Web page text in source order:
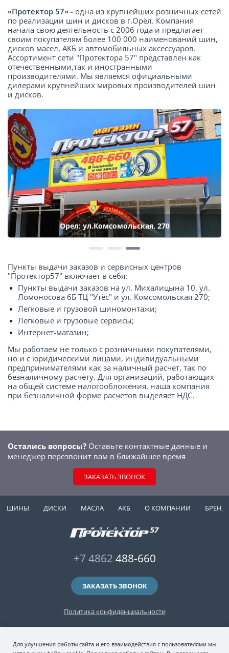
Орел: ул.Комсомольская, 270
«Протектор 57» - одна из крупнейших розничных сетей
по реализации шин и дисков в г.Орёл. Компания
начала свою деятельность с 2006 года и предлагает
своим покупателям более 100 000 наименований шин,
дисков масел, АКБ и автомобильных аксессуаров.
Ассортимент сети "Протектора 57" представлен как
отечественными,так и иностранными
производителями. Мы являемся официальными
дилерами крупнейших мировых производителей шин
и дисков.
Пункты выдачи заказов и сервисных центров
"Протектор57" включает в себя:
Пункты выдачи заказов на ул. Михалицына 10, ул.
Ломоносова 6Б ТЦ "Утёс" и ул. Комсомольская 270;
Легковые и грузовой шиномонтажи;
Легковые и грузовые сервисы;
Интернет-магазин;
Мы работаем не только с розничными покупателями,
но и с юридическими лицами, индивидуальными
предпринимателями как за наличный расчет, так по
безналичному расчету. Для организаций, работающих
на общей системе налогообложения, наша компания
при безналичной форме расчетов выделяет НДС.
Остались вопросы? Оставьте контактные данные и
менеджер перезвонит вам в ближайшее время
ЗАКАЗАТЬ ЗВОНОК
ШИНЫ ДИСКИ МАСЛА АКБ О КОМПАНИИ
Политика конфиденциальности
+7 4862 488-660
ЗАКАЗАТЬ ЗВОНОК
2006-2026 © интернет-магазин "Протектор 57" — автомобильные шины
(зимние и летние шины), колесные диски, шиномонтаж и хранение шин.
Для улучшения работы сайта и его взаимодействия с пользователями мы